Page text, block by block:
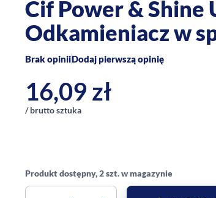
Cif Power & Shine
Odkamieniacz w
Brak opiniiDodaj pierwszą opinię
16,09 zł
/ brutto sztuka
Produkt dostępny, 2 szt. w magazynie